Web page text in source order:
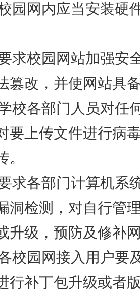
园网内应当安装硬
求校园网站加强安
篡改，并使网站具
校各部门人员对任
要上传文件进行病
求各部门计算机系
洞检测，对自行管
升级，预防及修补
校园网接入用户要
行补丁包升级或者